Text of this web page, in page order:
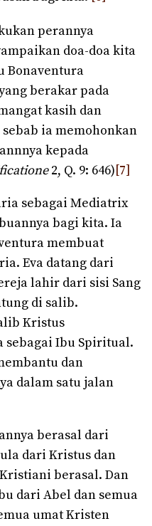
perannya
doa-doa kita
Bonaventura
berakar pada
kasih dan
ia memohonkan
kepada
2, Q. 9: 646)[7]
sebagai Mediatrix
bagi kita. Ia
membuat
Eva datang dari
lahir dari sisi Sang
di salib.
Kristus
Ibu Spiritual.
dan
dalam satu jalan
berasal dari
dari Kristus dan
berasal. Dan
dari Abel dan semua
umat Kristen